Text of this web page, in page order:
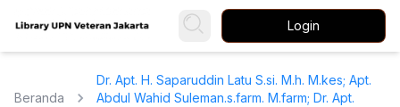
Login
Beranda
Dr. Apt. H. Saparuddin Latu S.si. M.h. M.kes; Apt.
Abdul Wahid Suleman.s.farm. M.farm; Dr. Apt.